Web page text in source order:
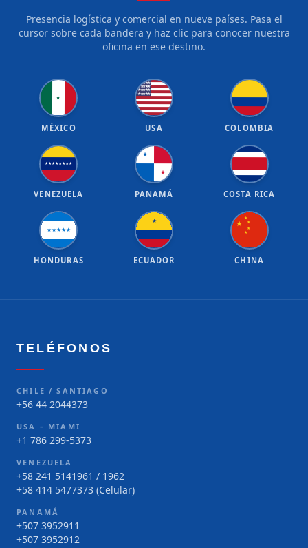
Presencia logística y comercial en nueve países. Pasa el
cursor sobre cada bandera y haz clic para conocer nuestra
oficina en ese destino.
★
MÉXICO
★★★★
★★★★★
★★★★★
★★★★★
USA COLOMBIA
★★★★★★★★
VENEZUELA
★
★
PANAMÁ COSTA RICA
★★★★★
HONDURAS
★
ECUADOR
★
★
★
★
★
CHINA
TELÉFONOS
CHILE / SANTIAGO
+56 44 2044373
USA – MIAMI
+1 786 299-5373
VENEZUELA
+58 241 5141961 / 1962
+58 414 5477373 (Celular)
PANAMÁ
+507 3952911
+507 3952912